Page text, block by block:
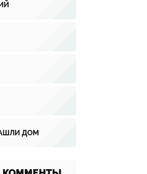
ДОМ